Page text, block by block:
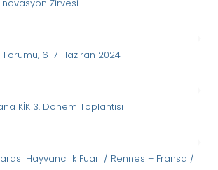
Zirvesi
Forumu, 6-7 Haziran 2024
KİK 3. Dönem Toplantısı
Hayvancılık Fuarı / Rennes – Fransa /